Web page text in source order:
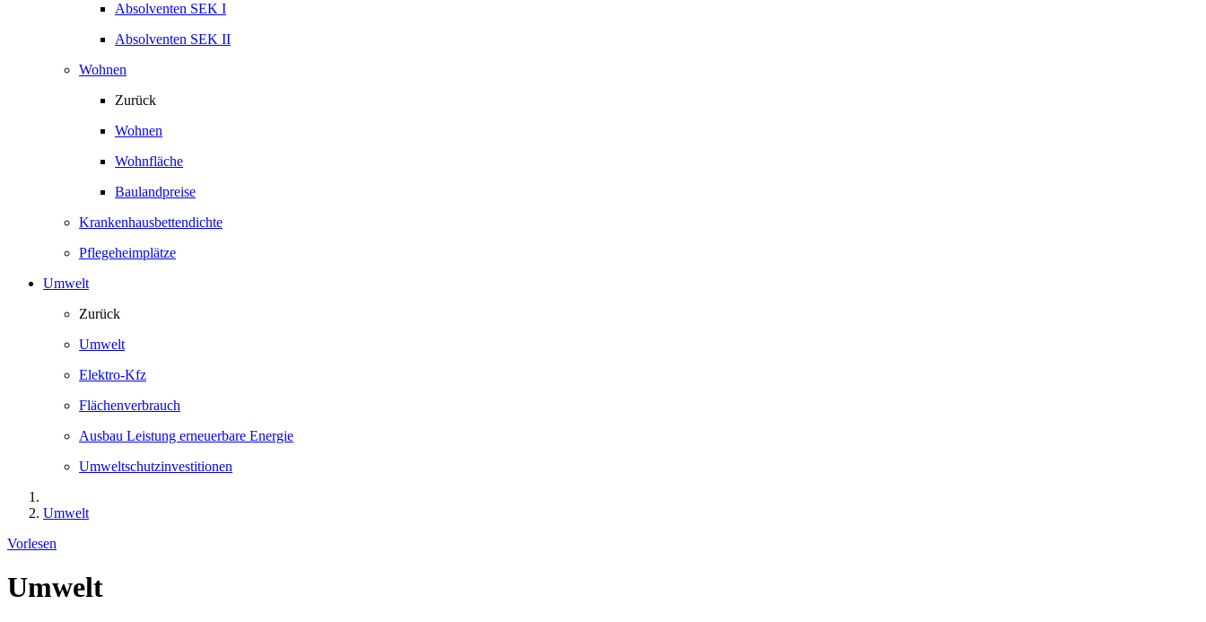
Absolventen SEK I
Absolventen SEK II
Wohnen
Zurück
Wohnen
Wohnfläche
Baulandpreise
Krankenhausbettendichte
Pflegeheimplätze
Umwelt
Zurück
Umwelt
Elektro-Kfz
Flächenverbrauch
Ausbau Leistung erneuerbare Energie
Umweltschutzinvestitionen
Umwelt
Vorlesen
Umwelt